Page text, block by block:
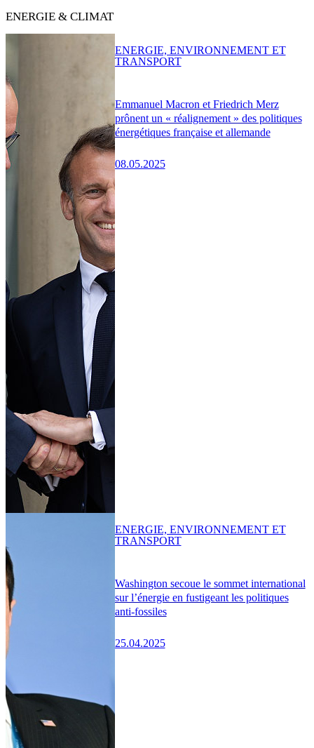
ENERGIE & CLIMAT
Emmanuel Macron et Friedrich Merz
prônent un « réalignement » des politiques
énergétiques française et allemande
08.05.2025
ENERGIE, ENVIRONNEMENT ET
TRANSPORT
Washington secoue le sommet international
sur l’énergie en fustigeant les politiques
anti-fossiles
25.04.2025
ENERGIE, ENVIRONNEMENT ET
TRANSPORT